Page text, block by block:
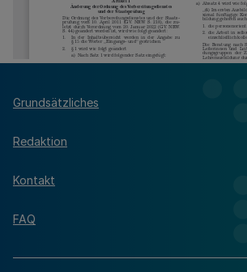
Grundsätzliches
Redaktion
Kontakt
FAQ